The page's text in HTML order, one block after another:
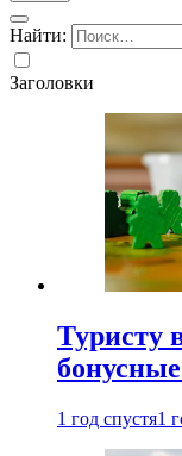
Найти:
Заголовки
Туристу
1 год спустя1